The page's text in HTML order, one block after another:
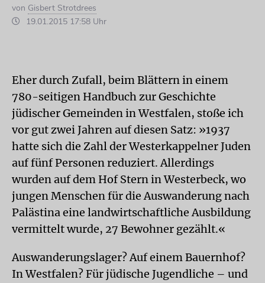
von Gisbert Strotdrees
19.01.2015 17:58 Uhr
Eher durch Zufall, beim Blättern in einem
780-seitigen Handbuch zur Geschichte
jüdischer Gemeinden in Westfalen, stoße ich
vor gut zwei Jahren auf diesen Satz: »1937
hatte sich die Zahl der Westerkappelner Juden
auf fünf Personen reduziert. Allerdings
wurden auf dem Hof Stern in Westerbeck, wo
jungen Menschen für die Auswanderung nach
Palästina eine landwirtschaftliche Ausbildung
vermittelt wurde, 27 Bewohner gezählt.«
Auswanderungslager? Auf einem Bauernhof?
In Westfalen? Für jüdische Jugendliche – und